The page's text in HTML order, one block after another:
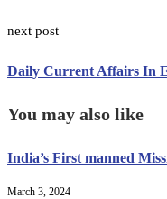
next post
Daily Current Affairs In
You may also like
India’s First manned
March 3, 2024